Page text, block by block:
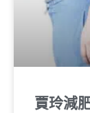
賈玲減